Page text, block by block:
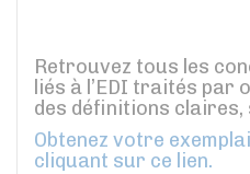
Retrouvez tous les
liés à l’EDI traités par
des définitions claires,
Obtenez votre
cliquant sur ce lien.